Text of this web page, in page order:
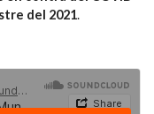
del 2021.